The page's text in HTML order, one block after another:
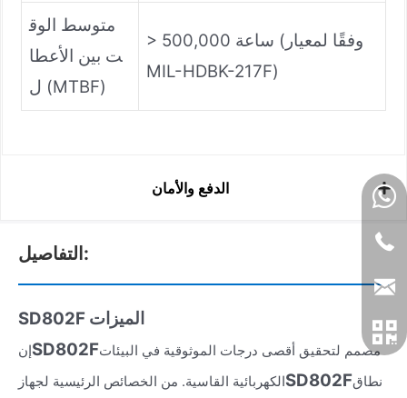
متوسط الوق
ت بين الأعطا
ل (MTBF)
> 500,000 ساعة (وفقًا لمعيار
MIL-HDBK-217F)
الدفع والأمان
التفاصيل:
SD802F الميزات
إنSD802Fمصمم لتحقيق أقصى درجات الموثوقية في البيئات
الكهربائية القاسية. من الخصائص الرئيسية لجهازSD802Fنطاق